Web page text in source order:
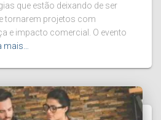
que estão deixando de ser
tornarem projetos com
e impacto comercial. O evento
mais…